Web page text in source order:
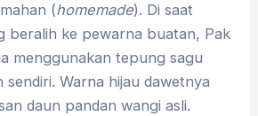
(homemade). Di saat
beralih ke pewarna buatan, Pak
menggunakan tepung sagu
sendiri.Warna hijau dawetnya
daun pandan wangi asli.